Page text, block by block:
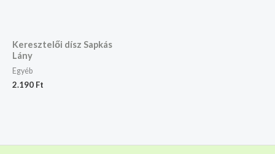
Keresztelői dísz Sapkás
Lány
Egyéb
2.190 Ft